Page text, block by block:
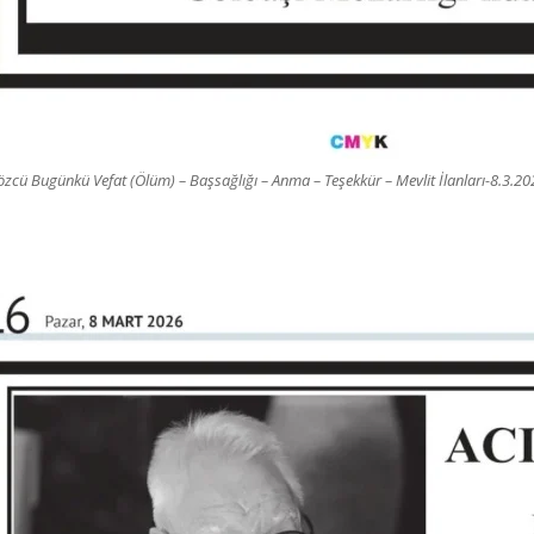
Bugünkü Vefat (Ölüm) – Başsağlığı – Anma – Teşekkür – Mevlit İlanları-